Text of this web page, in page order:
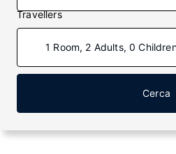
Travellers
1 Room, 2 Adults, 0
Cerca